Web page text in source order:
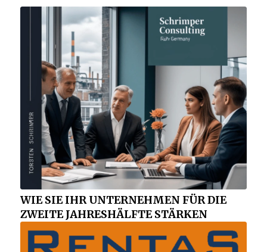
WIE SIE IHR UNTERNEHMEN FÜR DIE
ZWEITE JAHRESHÄLFTE STÄRKEN